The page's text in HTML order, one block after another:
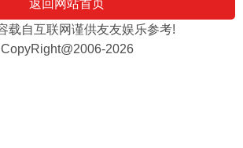
返回网站首页
载自互联网谨供友友娱乐参考!
CopyRight@2006-2026